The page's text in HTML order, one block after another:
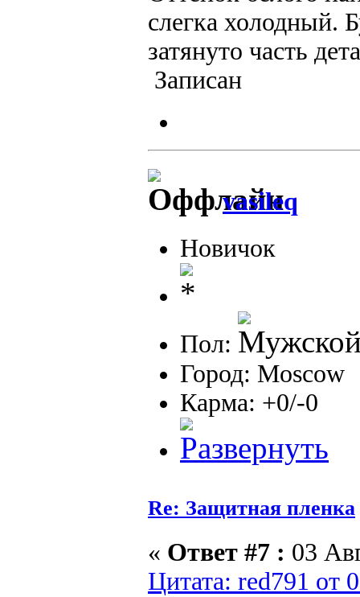
слегка холодный.
затянуто часть
Записан
vasileq
Новичок
Пол:
Город: Moscow
Карма: +0/-0
Re: Защитная пленка
« Ответ #7 : 03
Цитата: red791 от